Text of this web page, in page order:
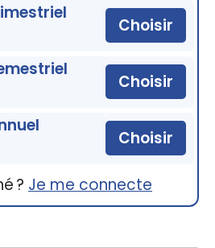
Choisir
Choisir
Choisir
? Je me connecte